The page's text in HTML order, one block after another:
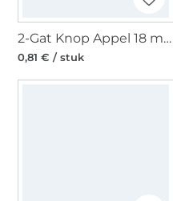
2-Gat Knop Appel 18 mm
0,81 € / stuk